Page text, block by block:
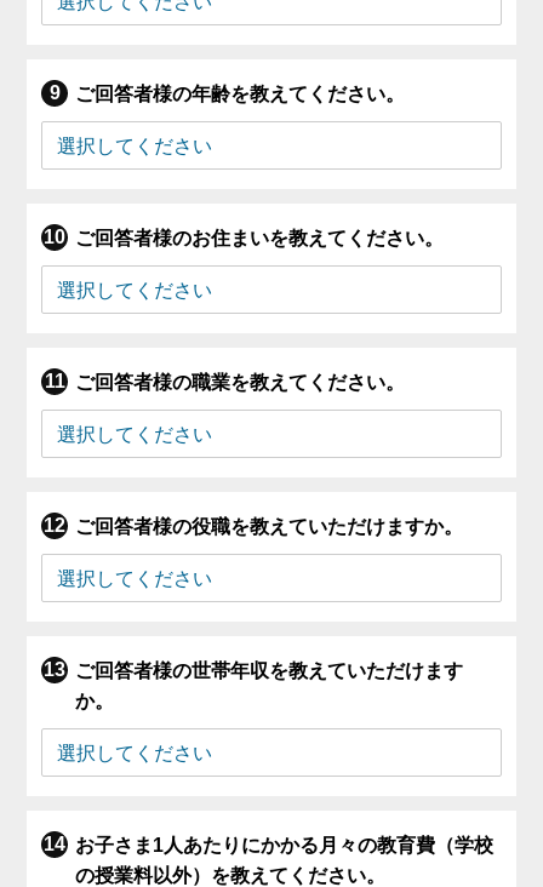
ご回答者様の年齢を教えてください。
ご回答者様のお住まいを教えてください。
ご回答者様の職業を教えてください。
ご回答者様の役職を教えていただけますか。
ご回答者様の世帯年収を教えていただけます
か。
お子さま1人あたりにかかる月々の教育費（学校
の授業料以外）を教えてください。